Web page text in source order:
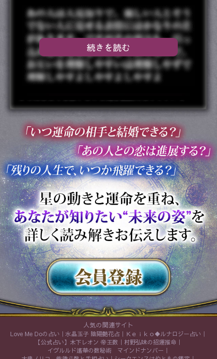
続きを読む
人気の関連サイト
Love Me Doの占い 水晶玉子 陰陽艶花占
Ｋｅｉｋｏ◆ルナロジー占い
【公式占い】木下レオン 帝王数
村野弘味の招運推命
イヴルルド遙華の数秘術 マインドナンバー